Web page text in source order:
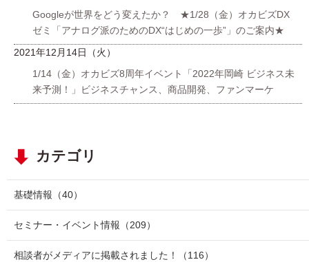
Googleが世界をどう変えたか？ ★1/28（金）オカビズDX
ゼミ「アナログ派のためのDX“はじめの一歩”」のご案内★
2021年12月14日（火）
1/14（金）オカビズ8周年イベント「2022年岡崎 ビジネス未
来予測！」ビジネスチャンス、商品開発、ファンマーケ
カテゴリ
基礎情報 （40）
セミナー・イベント情報 （209）
相談者がメディアに掲載されました！ （116）